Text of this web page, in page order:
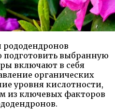
рододендронов
подготовить выбранную
включают в себя
органических
уровня кислотности,
из ключевых факторов